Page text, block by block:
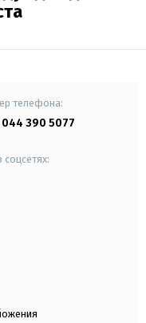
телефона:
044 390 5077